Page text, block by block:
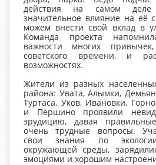
действия на самом деле
значительное влияние на её
можем внести свой вклад в
Команда проекта
важности многих
советского времени, и
возможностях.
Жители из разных
района: Увата, Алымки,
Туртаса, Уков, Ивановки,
и Першино проявили
эрудицию, давая
очень трудные вопросы.
свои знания по
окружающей среды,
эмоциями и хорошим